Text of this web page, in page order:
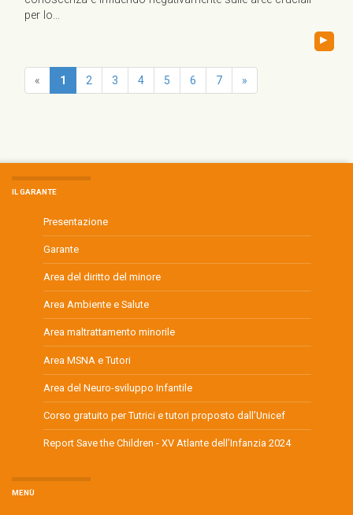
per lo...
▸
« 1 2 3 4 5 6 7 »
IL GARANTE
Presentazione
Garante
Area del diritto del minore
Area Ambiente e Salute
Area maltrattamento minorile
Area MSNA e Tutori
Area del Neuro-sviluppo Infantile
Corso gratuito per Tutrici e tutori proposto dall’Unicef
Report Save the Children - XV Atlante dell’Infanzia 2024
MENÙ